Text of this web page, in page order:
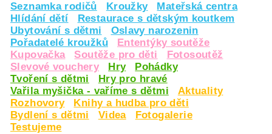
Seznamka rodičů Kroužky
Mateřská centra
Hlídání dětí
Restaurace s dětským koutkem
Ubytování s dětmi
Oslavy narozenin
Pořadatelé kroužků
Ententýky soutěže
Kupovačka
Soutěže pro děti
Fotosoutěž
Slevové vouchery
Hry
Pohádky
Tvoření s dětmi
Hry pro hravé
Vařila myšička - vaříme s dětmi
Aktuality
Rozhovory
Knihy a hudba pro děti
Bydlení s dětmi
Videa
Fotogalerie
Testujeme